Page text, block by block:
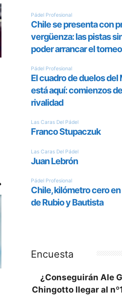
Encuesta
¿Conseguirán Ale
Chingotto llegar al